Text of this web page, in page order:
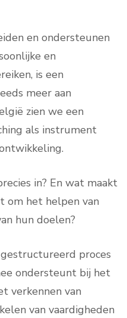
en ondersteunen
en
is een
meer aan
zien we een
als instrument
in? En wat maakt
om het helpen van
hun doelen?
proces
ondersteunt bij het
verkennen van
van vaardigheden